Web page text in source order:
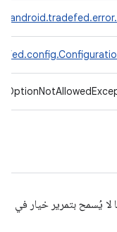
لا يُسمح بتمرير خيار في